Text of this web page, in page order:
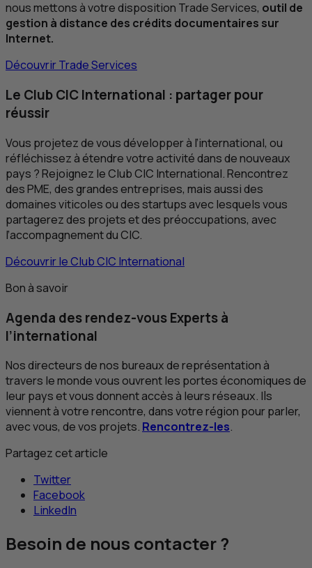
nous mettons à votre disposition TradeServices, outil de
gestion à distance des crédits documentaires sur
Internet.
DécouvrirTradeServices
Le ClubCIC International : partager pour
réussir
Vous projetez de vous développer à l’international, ou
réfléchissez à étendre votre activité dans de nouveaux
pays ? Rejoignez le ClubCIC International. Rencontrez
desPME, des grandes entreprises, mais aussi des
domaines viticoles ou des startups avec lesquels vous
partagerez des projets et des préoccupations, avec
l’accompagnement duCIC.
Découvrir le ClubCIC International
Bon à savoir
Agenda des rendez-vous Experts à
l’international
Nos directeurs de nos bureaux de représentation à
travers le monde vous ouvrent les portes économiques de
leur pays et vous donnent accès à leurs réseaux. Ils
viennent à votre rencontre, dans votre région pour parler,
avec vous, de vos projets. Rencontrez-les.
Partagez cet article
Twitter
Facebook
LinkedIn
Besoin de nous contacter ?